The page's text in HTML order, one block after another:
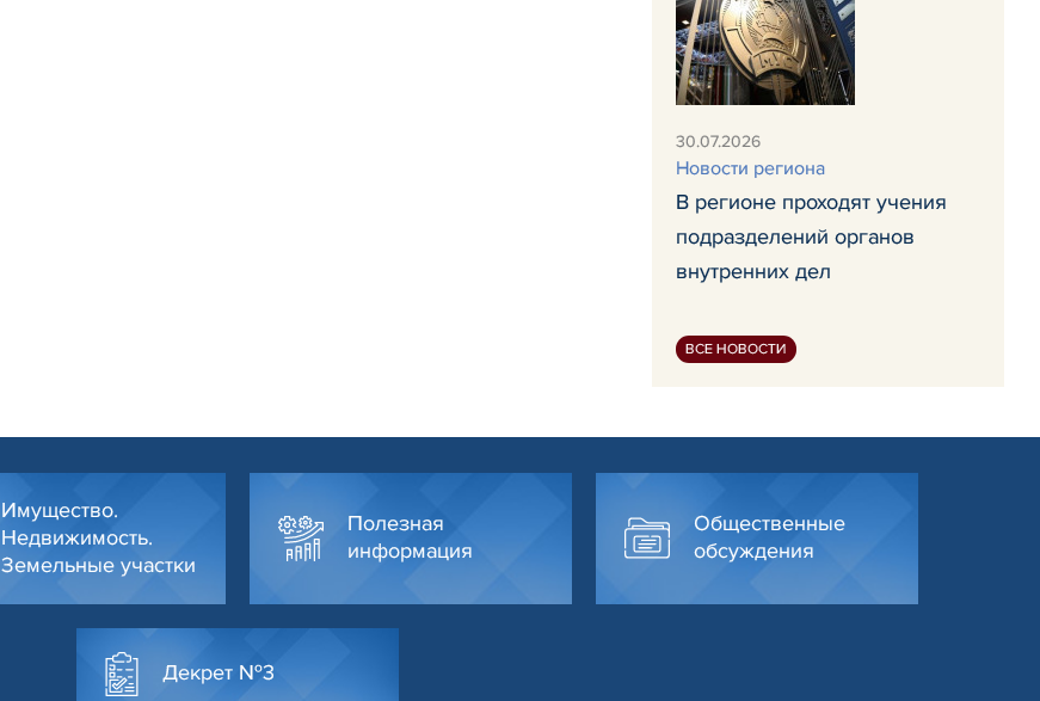
30.07.2026
Новости региона
В регионе проходят учения
подразделений органов
внутренних дел
ВСЕ НОВОСТИ
Имущество.
Недвижимость.
Земельные участки
Полезная
информация
Общественные
обсуждения
Декрет №3